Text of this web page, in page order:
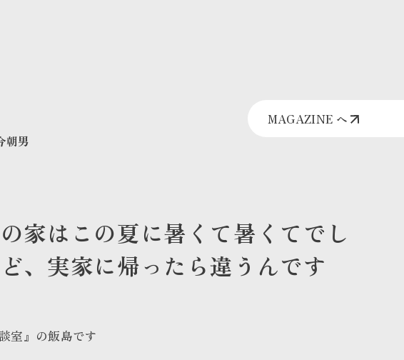
MAGAZINE へ
朝男
家はこの夏に暑くて暑くてでし
、実家に帰ったら違うんです
室』の飯島です